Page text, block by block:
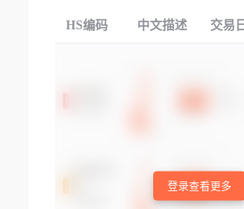
HS编码 中文描述 交易
登录查看更多